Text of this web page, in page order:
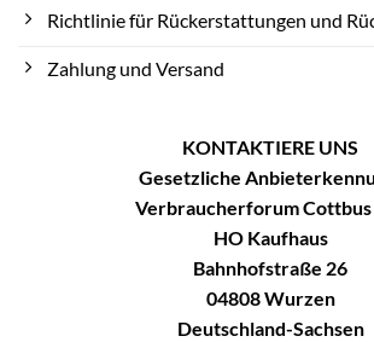
Richtlinie für Rückerstattungen und
Zahlung und Versand
KONTAKTIERE UNS
Gesetzliche
Verbraucherforum Cottbus
HO Kaufhaus
Bahnhofstraße 26
04808 Wurzen
Deutschland-Sachsen